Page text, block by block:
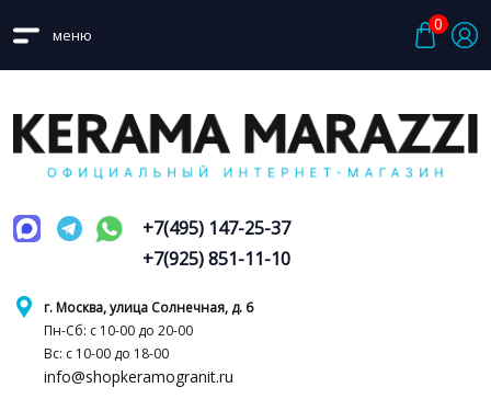
меню
0
г. Москва, улица Солнечная, д. 6
Пн-Сб: с 10-00 до 20-00
Вс: с 10-00 до 18-00
info@shopkeramogranit.ru
+7(495) 147-25-37
+7(925) 851-11-10